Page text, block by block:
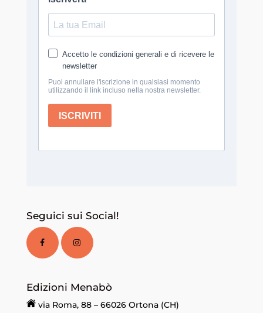
Seguici sui Social!
Edizioni Menabò
via Roma, 88 – 66026 Ortona (CH)